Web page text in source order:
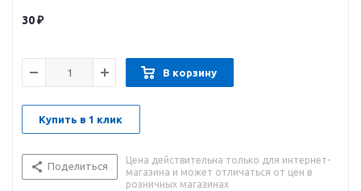
30₽
В корзину
Купить в 1 клик
Поделиться
Цена действительна только для интернет-
магазина и может отличаться от цен в
розничных магазинах